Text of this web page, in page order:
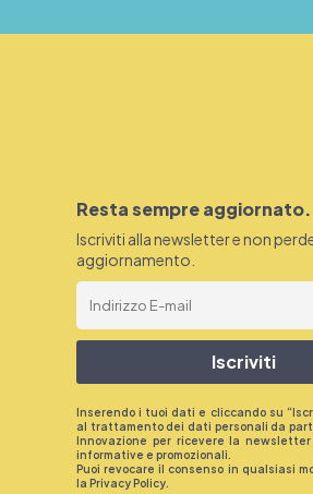
Resta sempre aggiornato.
Iscriviti alla newsletter e non
aggiornamento.
Iscriviti
Inserendo i tuoi dati e cliccando su
al trattamento dei dati personali da
Innovazione per ricevere la newsletter
informative e promozionali.
Puoi revocare il consenso in qualsiasi
la Privacy Policy.